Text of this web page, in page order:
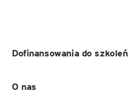
Dofinansowania do szkoleń
O nas